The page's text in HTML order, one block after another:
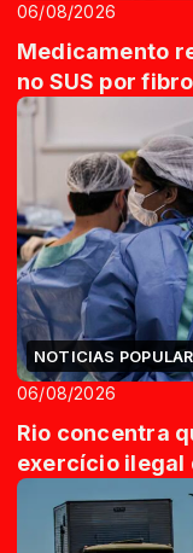
06/08/2026
Medicamento
no SUS por
NOTICIAS
06/08/2026
Rio concentra
exercício ilegal